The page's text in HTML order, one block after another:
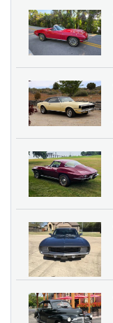
e
r
c
c
h
a
m
p
v
i
d
e
.